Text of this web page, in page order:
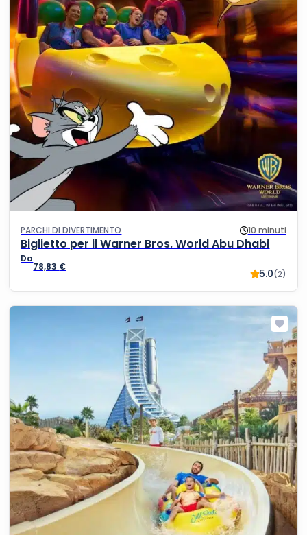
PARCHI DI DIVERTIMENTO 10 minuti
Biglietto per il Warner Bros. World Abu Dhabi
78,83 €
5.0(2)